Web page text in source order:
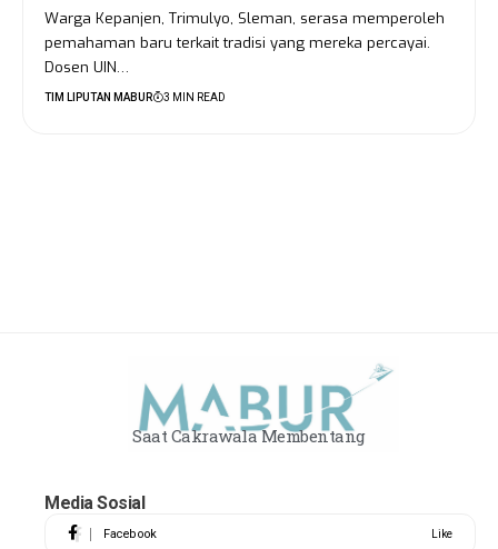
Warga Kepanjen, Trimulyo, Sleman, serasa memperoleh
pemahaman baru terkait tradisi yang mereka percayai.
Dosen UIN…
TIM LIPUTAN MABUR 3 MIN READ
Saat Cakrawala Membentang
Media Sosial
Facebook Like